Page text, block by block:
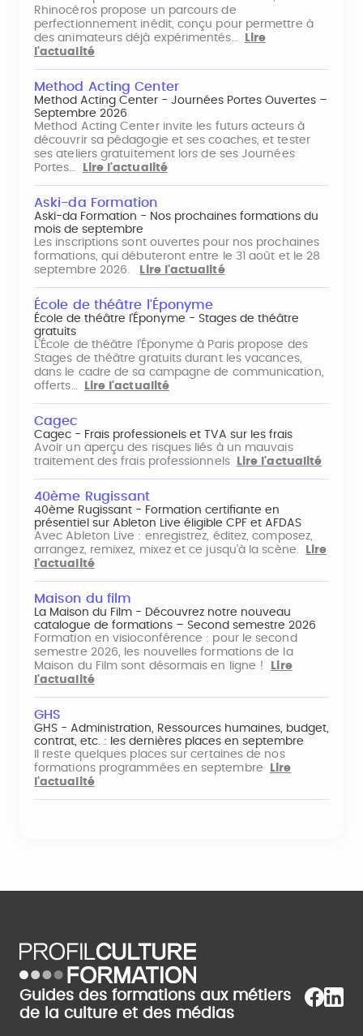
Rhinocéros propose un parcours de
perfectionnement inédit, conçu pour permettre à
des animateurs déjà expérimentés…
Lire
l'actualité
Method Acting Center
Method Acting Center - Journées Portes Ouvertes –
Septembre 2026
Method Acting Center invite les futurs acteurs à
découvrir sa pédagogie et ses coaches, et tester
ses ateliers gratuitement lors de ses Journées
Portes…
Lire l'actualité
Aski-da Formation
Aski-da Formation - Nos prochaines formations du
mois de septembre
Les inscriptions sont ouvertes pour nos prochaines
formations, qui débuteront entre le 31 août et le 28
septembre 2026.
Lire l'actualité
École de théâtre l'Éponyme
École de théâtre l'Éponyme - Stages de théâtre
gratuits
L'École de théâtre l'Éponyme à Paris propose des
Stages de théâtre gratuits durant les vacances,
dans le cadre de sa campagne de communication,
offerts…
Lire l'actualité
Cagec
Cagec - Frais professionels et TVA sur les frais
Avoir un aperçu des risques liés à un mauvais
traitement des frais professionnels
Lire l'actualité
40ème Rugissant
40ème Rugissant - Formation certifiante en
présentiel sur Ableton Live éligible CPF et AFDAS
Avec Ableton Live : enregistrez, éditez, composez,
arrangez, remixez, mixez et ce jusqu'à la scène.
Lire
l'actualité
Maison du film
La Maison du Film - Découvrez notre nouveau
catalogue de formations – Second semestre 2026
Formation en visioconférence : pour le second
semestre 2026, les nouvelles formations de la
Maison du Film sont désormais en ligne !
Lire
l'actualité
GHS
GHS - Administration, Ressources humaines, budget,
contrat, etc. : les dernières places en septembre
Il reste quelques places sur certaines de nos
formations programmées en septembre
Lire
l'actualité
Guides des formations aux métiers
de la culture et des médias